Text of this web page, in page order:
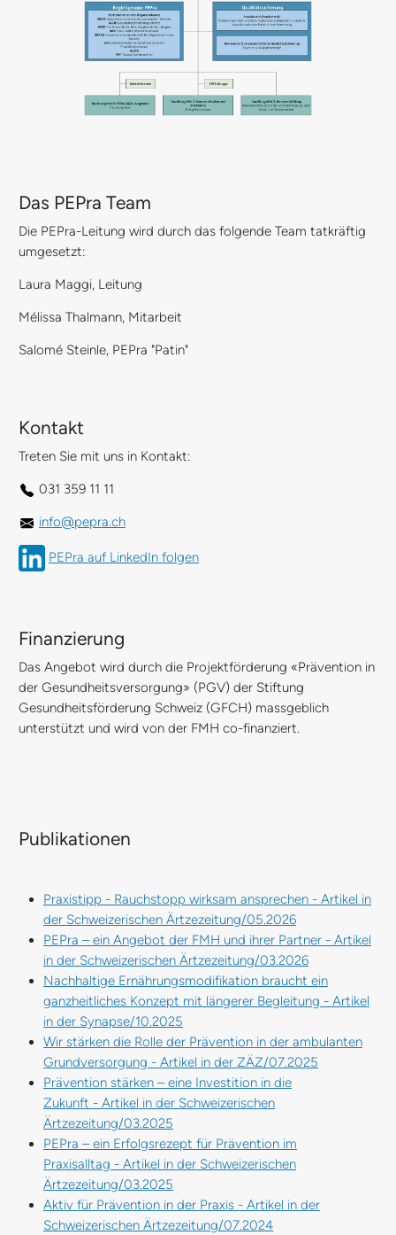
Das PEPra Team
Die PEPra-Leitung wird durch das folgende Team tatkräftig
umgesetzt:
Laura Maggi, Leitung
Mélissa Thalmann, Mitarbeit
Salomé Steinle, PEPra "Patin"
Kontakt
Treten Sie mit uns in Kontakt:
031 359 11 11
info@pepra.ch
PEPra auf LinkedIn folgen
Finanzierung
Das Angebot wird durch die Projektförderung «Prävention in
der Gesundheitsversorgung» (PGV) der Stiftung
Gesundheitsförderung Schweiz (GFCH) massgeblich
unterstützt und wird von der FMH co-finanziert.
Publikationen
Praxistipp - Rauchstopp wirksam ansprechen - Artikel in
der Schweizerischen Ärtzezeitung/05.2026
PEPra – ein Angebot der FMH und ihrer Partner - Artikel
in der Schweizerischen Ärtzezeitung/03.2026
Nachhaltige Ernährungsmodifikation braucht ein
ganzheitliches Konzept mit längerer Begleitung - Artikel
in der Synapse/10.2025
Wir stärken die Rolle der Prävention in der ambulanten
Grundversorgung - Artikel in der ZÄZ/07.2025
Prävention stärken – eine Investition in die
Zukunft - Artikel in der Schweizerischen
Ärtzezeitung/03.2025
PEPra – ein Erfolgsrezept für Prävention im
Praxisalltag - Artikel in der Schweizerischen
Ärtzezeitung/03.2025
Aktiv für Prävention in der Praxis - Artikel in der
Schweizerischen Ärtzezeitung/07.2024